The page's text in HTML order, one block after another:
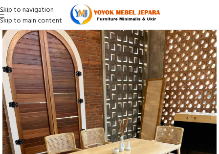
Skip to navigation
Skip to main content